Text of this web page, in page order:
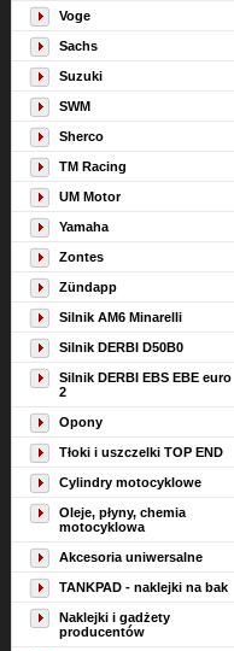
Voge
Sachs
Suzuki
SWM
Sherco
TM Racing
UM Motor
Yamaha
Zontes
Zündapp
Silnik AM6 Minarelli
Silnik DERBI D50B0
Silnik DERBI EBS EBE euro
2
Opony
Tłoki i uszczelki TOP END
Cylindry motocyklowe
Oleje, płyny, chemia
motocyklowa
Akcesoria uniwersalne
TANKPAD - naklejki na bak
Naklejki i gadżety
producentów